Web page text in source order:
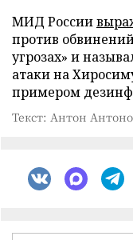
МИД России
против
угрозах» и
атаки на
примером
Текст: Антон